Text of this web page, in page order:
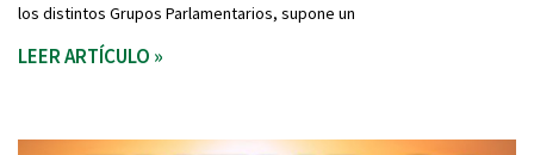
los distintos Grupos Parlamentarios, supone un
LEER ARTÍCULO »